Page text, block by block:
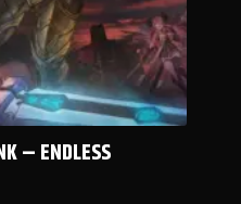
– ENDLESS